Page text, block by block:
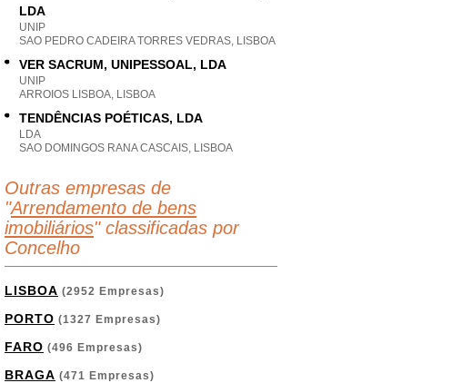
LDA
UNIP
SAO PEDRO CADEIRA TORRES VEDRAS, LISBOA
VER SACRUM, UNIPESSOAL, LDA
UNIP
ARROIOS LISBOA, LISBOA
TENDÊNCIAS POÉTICAS, LDA
LDA
SAO DOMINGOS RANA CASCAIS, LISBOA
Outras empresas de
"Arrendamento de bens
imobiliários" classificadas por
Concelho
LISBOA (2952 Empresas)
PORTO (1327 Empresas)
FARO (496 Empresas)
BRAGA (471 Empresas)